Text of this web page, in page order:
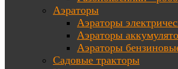
Аэраторы
Аэраторы
Аэраторы
Аэраторы
Садовые тракторы